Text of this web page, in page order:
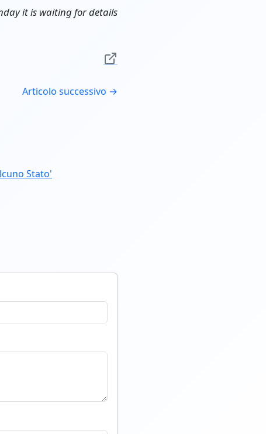
it is waiting for details
Articolo successivo →
Stato'